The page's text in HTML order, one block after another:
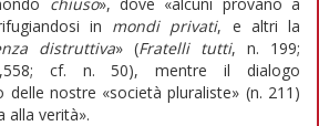
in mondi privati, e altri la
distruttiva» (Fratelli tutti, n. 199;
cf. n. 50), mentre il dialogo
delle nostre «società pluraliste» (n. 211)
alla verità».